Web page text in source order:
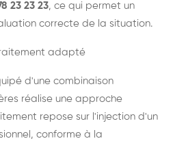
23 23 23, ce qui permet un
correcte de la situation.
adapté
d'une combinaison
réalise une approche
repose sur l'injection d'un
conforme à la